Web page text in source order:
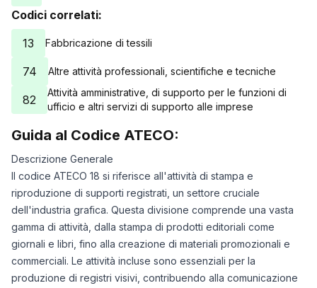
Codici correlati:
13
Fabbricazione di tessili
74 Altre attività professionali, scientifiche e tecniche
82
Attività amministrative, di supporto per le funzioni di
ufficio e altri servizi di supporto alle imprese
Guida al Codice ATECO:
Descrizione Generale
Il codice ATECO 18 si riferisce all'attività di stampa e
riproduzione di supporti registrati, un settore cruciale
dell'industria grafica. Questa divisione comprende una vasta
gamma di attività, dalla stampa di prodotti editoriali come
giornali e libri, fino alla creazione di materiali promozionali e
commerciali. Le attività incluse sono essenziali per la
produzione di registri visivi, contribuendo alla comunicazione